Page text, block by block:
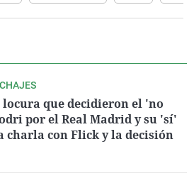
locura que decidieron el 'no
por el Real Madrid y su 'sí'
charla con Flick y la decisión